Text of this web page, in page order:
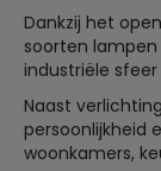
Dankzij het
soorten
industriële
Naast
persoonlijkheid
woonkamers,